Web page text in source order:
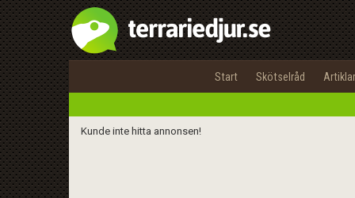
Start Skötselråd Artiklar
Kunde inte hitta annonsen!